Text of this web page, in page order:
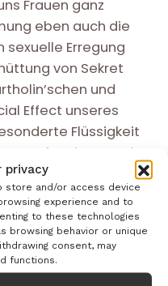
privacy
store and/or access device
experience and to
to these technologies
browsing behavior or unique
consent, may
functions.
Frauen ganz
eben auch die
sexuelle Erregung
von Sekret
und
Effect unseres
Flüssigkeit
angefeuchtet, und
selbst gibt es
Gleitfähigkeit beruht
lateinisch:
machen. Dabei
das die Scheide